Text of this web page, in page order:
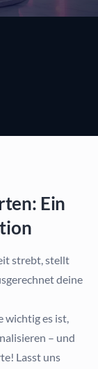
Ein
strebt, stellt
deine
wichtig es ist,
– und
Lasst uns